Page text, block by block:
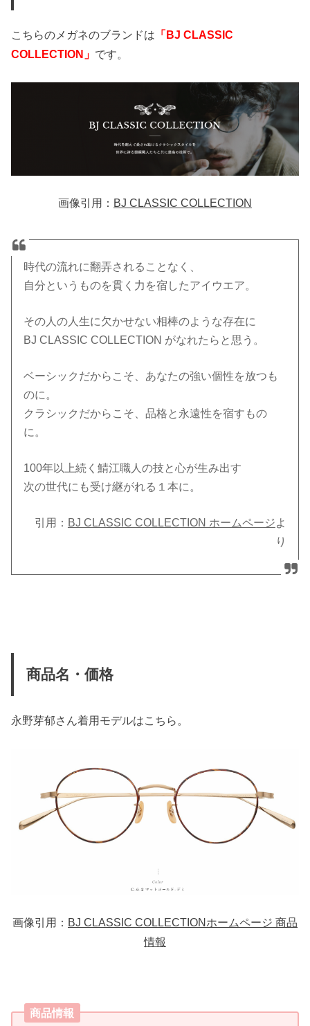
こちらのメガネのブランドは 「BJ CLASSIC
COLLECTION」 です。
画像引用： BJ CLASSIC COLLECTION
時代の流れに翻弄されることなく、
自分というものを貫く力を宿したアイウエア。
その人の人生に欠かせない相棒のような存在に
BJ CLASSIC COLLECTION がなれたらと思う。
ベーシックだからこそ、あなたの強い個性を放つも
のに。
クラシックだからこそ、品格と永遠性を宿すもの
に。
100年以上続く鯖江職人の技と心が生み出す
次の世代にも受け継がれる１本に。
引用： BJ CLASSIC COLLECTION ホームページよ
り
商品名・価格
永野芽郁さん着用モデルはこちら。
画像引用： BJ CLASSIC COLLECTIONホームページ 商品
情報
商品情報